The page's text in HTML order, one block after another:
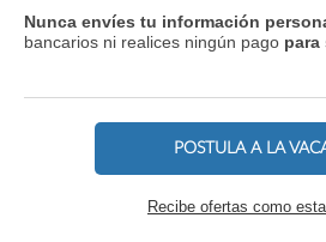
Nunca envíes tu información
bancarios ni realices ningún pago para
POSTULA A LA
Recibe ofertas como